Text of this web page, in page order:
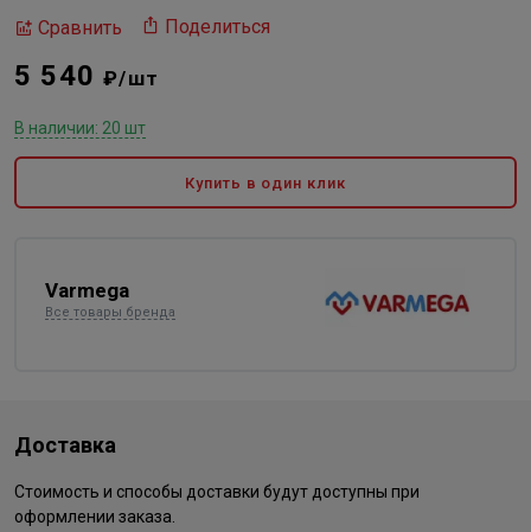
Сравнить Поделиться
5 540₽/шт
В наличии: 20 шт
Купить в один клик
Varmega
Все товары бренда
Доставка
Стоимость и способы доставки будут доступны при
оформлении заказа.